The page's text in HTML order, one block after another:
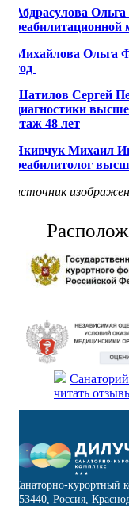
Абдрасулова
Михайлова Ольга
год
Шатилов Сергей
диагностики
стаж 48 лет
Якивчук Михаил
реабилитолог
источник
читать
Санаторно-
353440, Россия,